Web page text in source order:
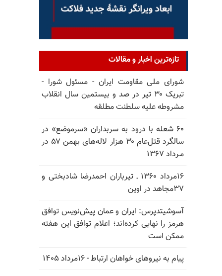
تازه‌ترین اخبار و مقالات
شورای ملی مقاومت ایران - مسئول شورا -
تبریک ۳۰ تیر در صد و بیستمین سال انقلاب
مشروطه علیه سلطنت مطلقه
۶۰ شعله با درود به سربداران «سرموضع» در
سالگرد قتل‌عام ۳۰ هزار لاله‌های بهمن ۵۷ در
مـرداد ۱۳۶۷
۱۶مرداد ۱۳۶۰ ـ تیرباران احمدرضا شادبختی و
۳۷مجاهد در اوین
آسوشیتدپرس: ایران و عمان پیش‌نویس توافق
هرمز را نهایی کرده‌اند؛ اعلام توافق این هفته
ممکن است
پیام به نیروهای خواهان ارتباط - ۱۶مرداد ۱۴۰۵